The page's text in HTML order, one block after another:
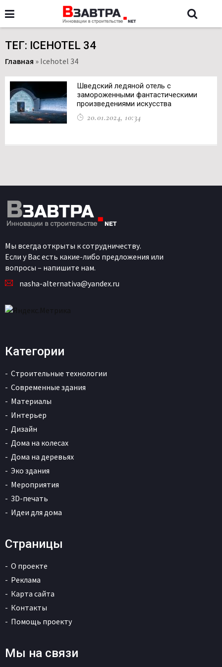
ТЕГ: ICEHOTEL 34
Главная » Icehotel 34
Шведский ледяной отель с
замороженными фантастическими
произведениями искусства
20.01.2024, 10:34
Мы всегда открыты к сотрудничеству.
Если у Вас есть какие-либо предложения или
вопросы – напишите нам.
nasha-alternativa@yandex.ru
Категории
Строительные технологии
Современные здания
Материалы
Интерьер
Дизайн
Дома на колесах
Дома на деревьях
Эко здания
Мероприятия
3D-печать
Идеи для дома
Страницы
О проекте
Реклама
Карта сайта
Контакты
Помощь проекту
Мы на связи